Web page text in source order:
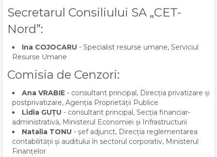
Secretarul Consiliului SA „CET-
Nord”:
Ina COJOCARU - Specialist resurse umane, Serviciul
Resurse Umane
Comisia de Cenzori:
Ana VRABIE - consultant principal, Direcția privatizare și
postprivatizare, Agenția Proprietății Publice
Lidia GUȚU - consultant principal, Secția financiar-
administrativă, Ministerul Economiei și Infrastructurii
Natalia TONU - șef adjunct, Direcția reglementarea
contabilității și auditului în sectorul corporativ, Ministerul
Finanțelor